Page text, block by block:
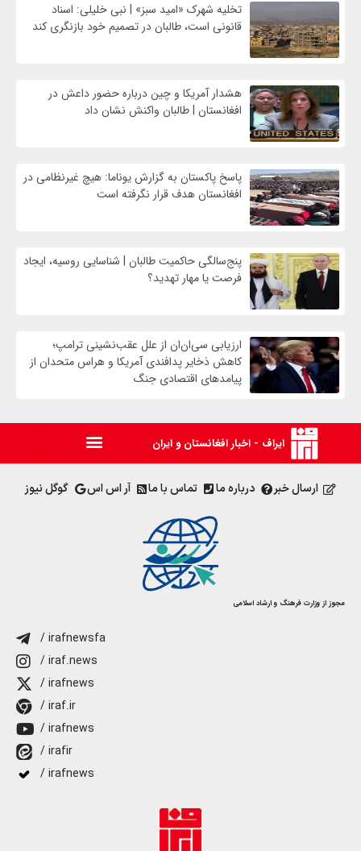
تخلیه شهرک «امید سبز» | نبی خلیلی: اسناد
قانونی است، طالبان در تصمیم خود بازنگری کند
هشدار آمریکا و چین درباره حضور داعش در
افغانستان | طالبان واکنش نشان داد
پاسخ پاکستان به گزارش یوناما: هیچ غیرنظامی در
افغانستان هدف قرار نگرفته است
پنج‌سالگی حاکمیت طالبان | شناسایی روسیه، ایجاد
فرصت‌ یا مهار تهدید؟
ارزیابی سی‌ان‌ان از علل عقب‌نشینی ترامپ؛
کاهش ذخایر پدافندی آمریکا و هراس متحدان از
پیامدهای اقتصادی جنگ
ایراف - اخبار افغانستان و ایران
ارسال خبر درباره ما تماس با ما آر اس اس گوگل نیوز
مجوز از وزارت فرهنگ و ارشاد اسلامی
/ irafnewsfa
/ iraf.news
/ irafnews
/ iraf.ir
/ irafnews
/ irafir
/ irafnews